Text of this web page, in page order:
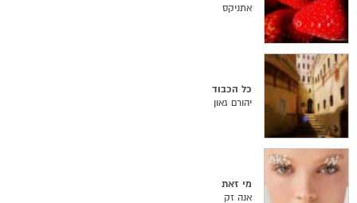
אתניקס
כל הכבוד
יהורם גאון
מי זאת
אנה זק